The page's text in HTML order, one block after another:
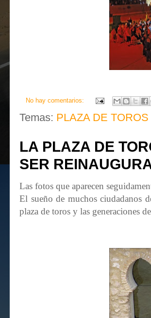
No hay comentarios:
Temas: PLAZA DE
LA PLAZA DE
SER
Las fotos que aparecen
El sueño de muchos ciudadanos
plaza de toros y las generaciones